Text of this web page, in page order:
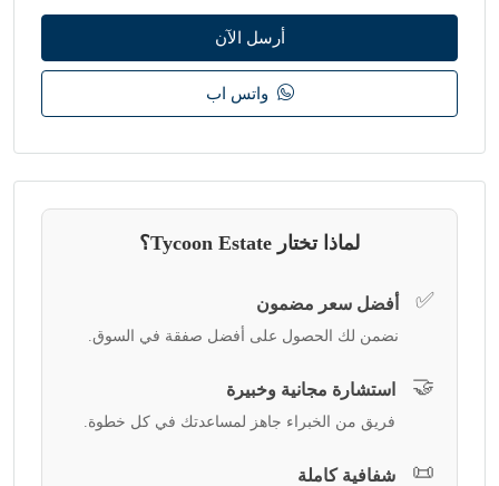
أرسل الآن
واتس اب
لماذا تختار Tycoon Estate؟
✅ أفضل سعر مضمون
نضمن لك الحصول على أفضل صفقة في السوق.
🤝 استشارة مجانية وخبيرة
فريق من الخبراء جاهز لمساعدتك في كل خطوة.
📜 شفافية كاملة